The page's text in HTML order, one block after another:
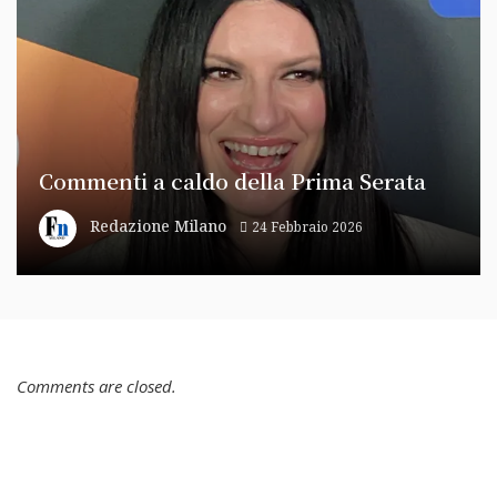
Commenti a caldo della Prima Serata
Redazione Milano 24 Febbraio 2026
Comments are closed.